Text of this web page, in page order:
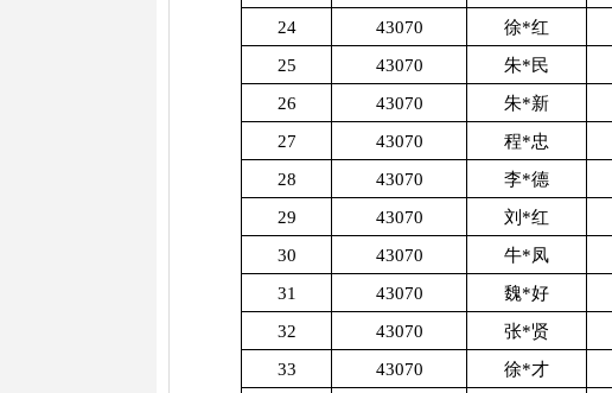
24
43070 徐*红
25
43070 朱*民
26
43070 朱*新
27
43070 程*忠
28
43070 李*德
29
43070 刘*红
30
43070 牛*凤
31
43070 魏*好
32
43070 张*贤
33
43070 徐*才